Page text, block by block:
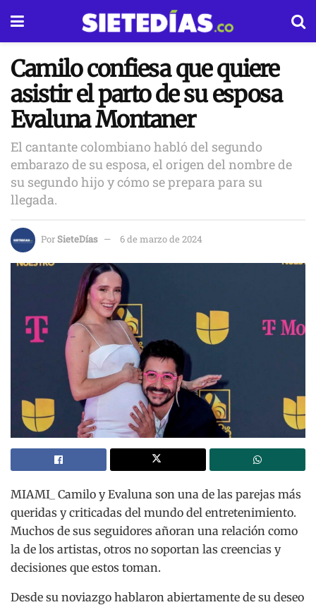
Camilo confiesa que quiere
asistir el parto de su esposa
Evaluna Montaner
El cantante colombiano habló del segundo
embarazo de su esposa, el origen del nombre de
su segundo hijo y cómo se prepara para su
llegada.
PorSieteDías 6 de marzo de 2024
MIAMI_ Camilo y Evaluna son una de las parejas más
queridas y criticadas del mundo del entretenimiento.
Muchos de sus seguidores añoran una relación como
la de los artistas, otros no soportan las creencias y
decisiones que estos toman.
Desde su noviazgo hablaron abiertamente de su deseo